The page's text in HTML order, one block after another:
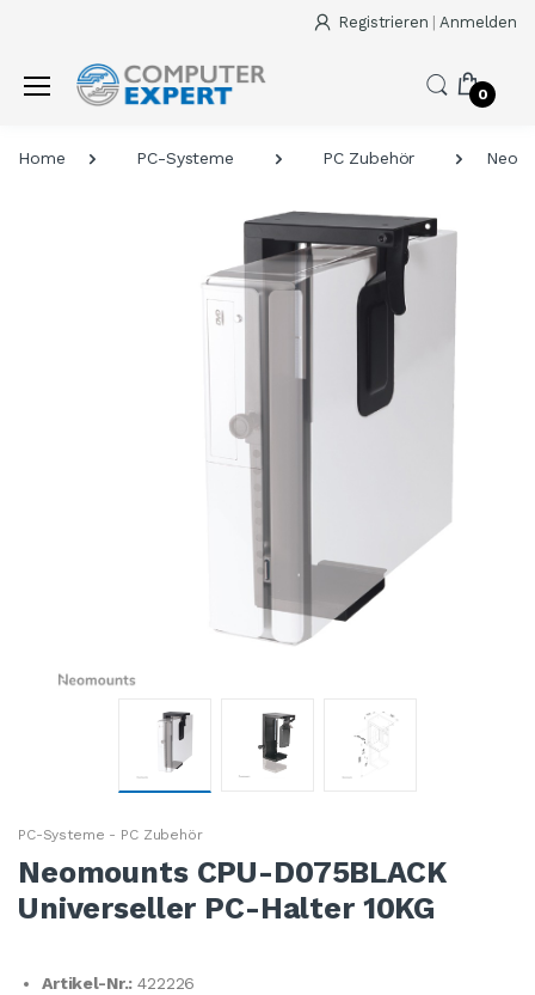
Registrieren Anmelden
0
Home PC-Systeme PC Zubehör
PC-Systeme - PC Zubehör
Neomounts CPU-D075BLACK
Universeller PC-Halter 10KG
Artikel-Nr.:422226